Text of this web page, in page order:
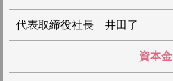
代表取締役社長 井田了
資本金